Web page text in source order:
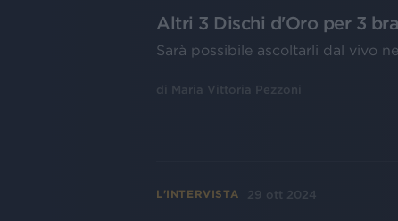
Altri 3 Dischi d'Oro per 3
Sarà possibile ascoltarli dal vivo
di Maria Vittoria Pezzoni
L'INTERVISTA 29 ott 2024